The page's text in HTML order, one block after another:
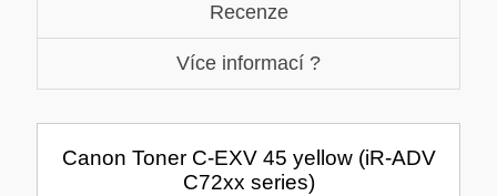
MINI-PC
HERNÍ GAMEPADY
TISKOVÁ MÉDIA
HEADSETY & MIKROFONY
Recenze
Více informací ?
Canon Toner C-EXV 45 yellow (iR-ADV
C72xx series)